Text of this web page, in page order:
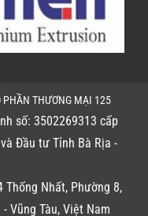
THƯƠNG MẠI 125
số: 3502269313 cấp
Đầu tư Tỉnh Bà Rịa -
Nhất, Phường 8,
Vũng Tàu, Việt Nam